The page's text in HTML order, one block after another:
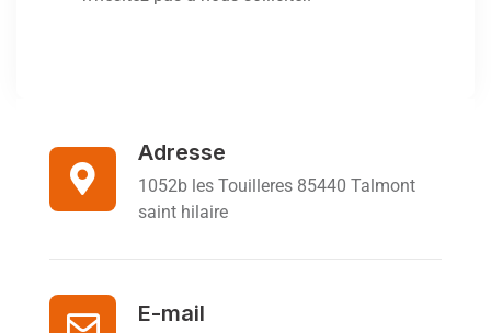
Adresse
1052b les Touilleres 85440 Talmont
saint hilaire
E-mail